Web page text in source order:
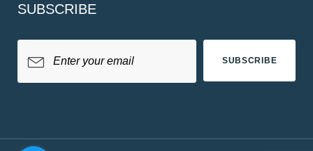
SUBSCRIBE
SUBSCRIBE